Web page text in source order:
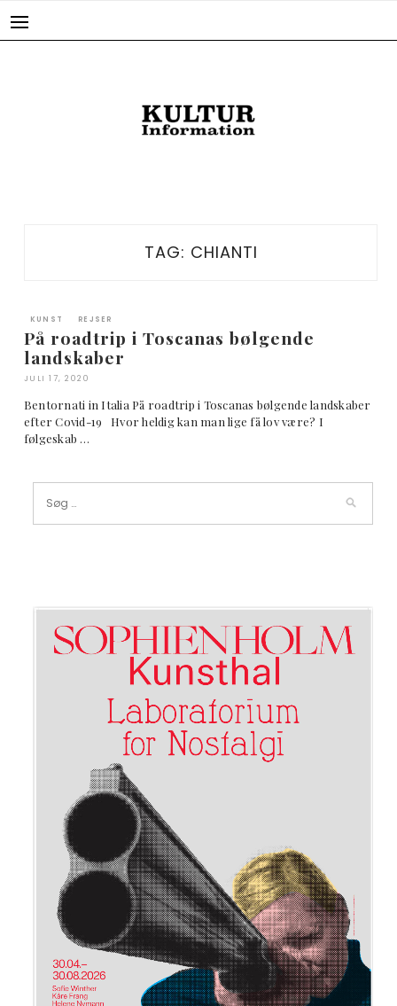
TAG: CHIANTI
KUNST REJSER
På roadtrip i Toscanas bølgende
landskaber
JULI 17, 2020
Bentornati in Italia På roadtrip i Toscanas bølgende landskaber
efter Covid-19 Hvor heldig kan man lige få lov være? I
følgeskab …